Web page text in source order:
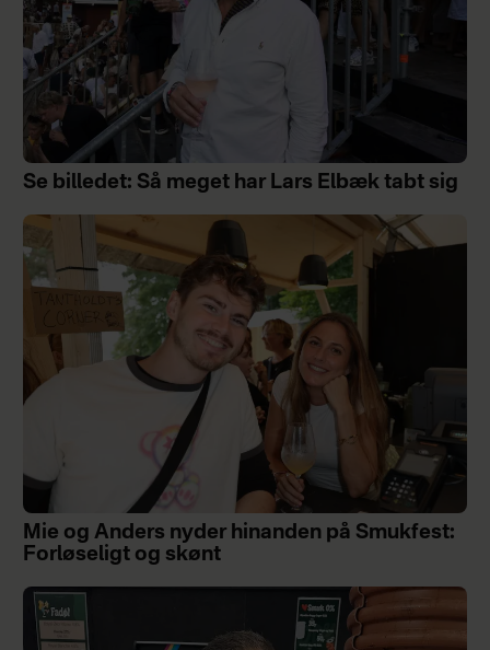
Se billedet: Så meget har Lars Elbæk tabt sig
Mie og Anders nyder hinanden på Smukfest:
Forløseligt og skønt